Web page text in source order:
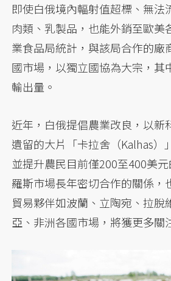
即使白俄境內輻射值超標、無法
肉類、乳製品，也能外銷至歐美
業食品局統計，與該局合作的廠
國市場，以獨立國協為大宗，其
輸出量。
近年，白俄提倡農業改良，以新
遺留的大片「卡拉舍（Kalhas）
並提升農民目前僅200至400美
羅斯市場長年密切合作的關係，
貿易夥伴如波蘭、立陶宛、拉脫
亞、非洲各國市場，將獲更多關